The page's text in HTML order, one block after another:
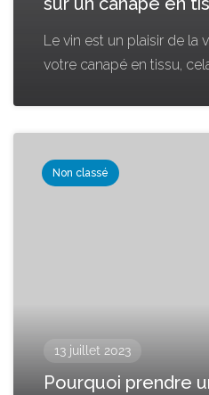
Le vin est un plaisir de la
votre canapé en tissu,
Non classé
13 juillet 2023
Pourquoi prendre